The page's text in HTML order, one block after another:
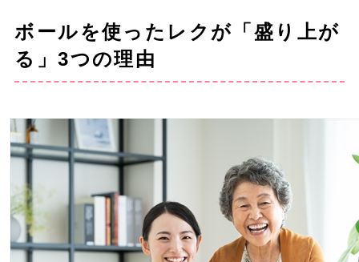
ボールを使ったレクが「盛り上が
る」3つの理由